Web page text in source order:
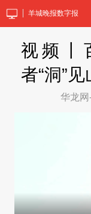
羊城晚报数字报
视频丨
者“洞”
华龙